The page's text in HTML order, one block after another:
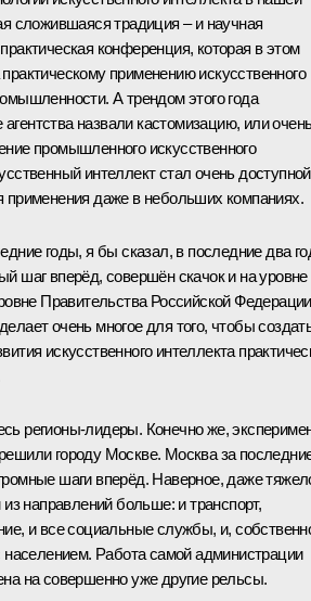
сложившаяся традиция – и научная
конференция, которая в этом
применению искусственного
А трендом этого года
назвали кастомизацию, или
промышленного искусственного
интеллект стал очень доступной
применения даже в небольших компаниях.
годы, я бы сказал, в последние два
шаг вперёд, совершён скачок и на уровне
Правительства Российской
очень многое для того, чтобы
искусственного интеллекта
регионы-лидеры. Конечно же,
городу Москве. Москва за
шаги вперёд. Наверное, даже
из направлений больше: и транспорт,
и все социальные службы, и,
населением. Работа самой администрации
на совершенно уже другие рельсы.